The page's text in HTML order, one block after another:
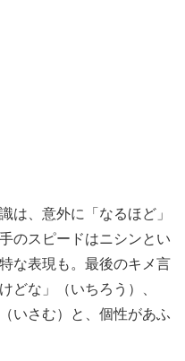
は、意外に「なるほど」
のスピードはニシンとい
な表現も。最後のキメ言
な」（いちろう）、
いさむ）と、個性があふ